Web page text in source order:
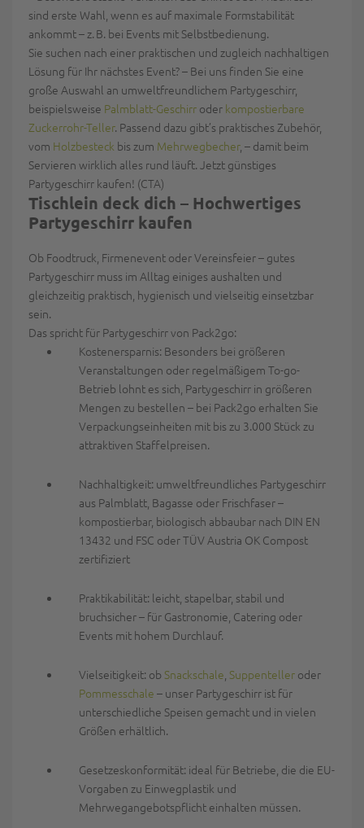
sind erste Wahl, wenn es auf maximale Formstabilität
ankommt – z. B. bei Events mit Selbstbedienung.
Sie suchen nach einer praktischen und zugleich nachhaltigen
Lösung für Ihr nächstes Event? – Bei uns finden Sie eine
große Auswahl an umweltfreundlichem Partygeschirr,
beispielsweise Palmblatt-Geschirr oder kompostierbare
Zuckerrohr-Teller. Passend dazu gibt’s praktisches Zubehör,
vom Holzbesteck bis zum Mehrwegbecher, – damit beim
Servieren wirklich alles rund läuft. Jetzt günstiges
Partygeschirr kaufen! (CTA)
Tischlein deck dich – Hochwertiges
Partygeschirr kaufen
Ob Foodtruck, Firmenevent oder Vereinsfeier – gutes
Partygeschirr muss im Alltag einiges aushalten und
gleichzeitig praktisch, hygienisch und vielseitig einsetzbar
sein.
Das spricht für Partygeschirr von Pack2go:
Kostenersparnis: Besonders bei größeren
Veranstaltungen oder regelmäßigem To-go-
Betrieb lohnt es sich, Partygeschirr in größeren
Mengen zu bestellen – bei Pack2go erhalten Sie
Verpackungseinheiten mit bis zu 3.000 Stück zu
attraktiven Staffelpreisen.
Nachhaltigkeit: umweltfreundliches Partygeschirr
aus Palmblatt, Bagasse oder Frischfaser –
kompostierbar, biologisch abbaubar nach DIN EN
13432 und FSC oder TÜV Austria OK Compost
zertifiziert
Praktikabilität: leicht, stapelbar, stabil und
bruchsicher – für Gastronomie, Catering oder
Events mit hohem Durchlauf.
Vielseitigkeit: ob Snackschale Suppenteller oder
Pommesschale – unser Partygeschirr ist für
unterschiedliche Speisen gemacht und in vielen
Größen erhältlich.
Gesetzeskonformität: ideal für Betriebe, die die EU-
Vorgaben zu Einwegplastik und
Mehrwegangebotspflicht einhalten müssen.